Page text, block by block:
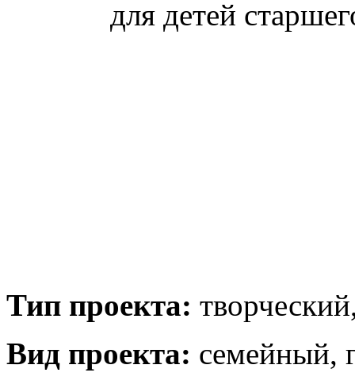
для детей
Тип проекта:
Вид проекта: семейный,